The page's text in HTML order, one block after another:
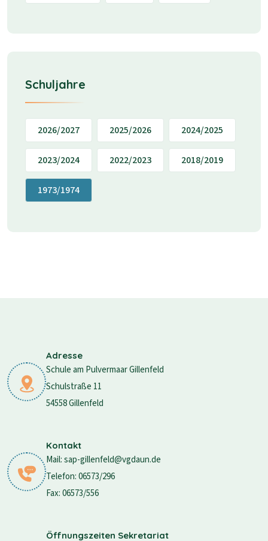
Schuljahre
2026/2027 2025/2026 2024/2025
2023/2024 2022/2023 2018/2019
1973/1974
Adresse
Schule am Pulvermaar Gillenfeld
Schulstraße 11
54558 Gillenfeld
Kontakt
Mail: sap-gillenfeld@vgdaun.de
Telefon: 06573/296
Fax: 06573/556
Öffnungszeiten Sekretariat